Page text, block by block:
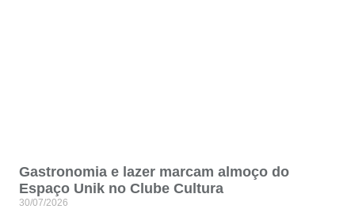
Gastronomia e lazer marcam almoço do
Espaço Unik no Clube Cultura
30/07/2026